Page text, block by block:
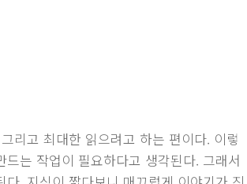
리고 최대한 읽으려고 하는 편이다. 이렇
는 작업이 필요하다고 생각된다. 그래서